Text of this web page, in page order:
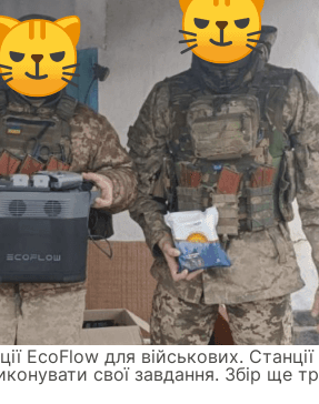
EcoFlow для військових.
свої завдання. Збір